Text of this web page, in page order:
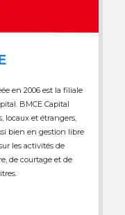
en 2006 est la filiale
BMCE Capital
locaux et étrangers,
bien en gestion libre
les activités de
de courtage et de